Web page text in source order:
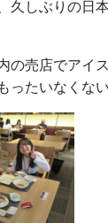
久しぶりの日
の売店でアイ
ったいなくな